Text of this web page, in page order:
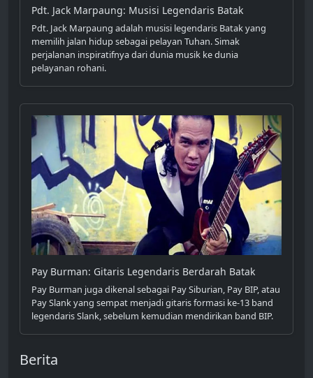
Pdt. Jack Marpaung: Musisi Legendaris Batak
Pdt. Jack Marpaung adalah musisi legendaris Batak yang
memilih jalan hidup sebagai pelayan Tuhan. Simak
perjalanan inspiratifnya dari dunia musik ke dunia
pelayanan rohani.
Pay Burman: Gitaris Legendaris Berdarah Batak
Pay Burman juga dikenal sebagai Pay Siburian, Pay BIP, atau
Pay Slank yang sempat menjadi gitaris formasi ke-13 band
legendaris Slank, sebelum kemudian mendirikan band BIP.
Berita